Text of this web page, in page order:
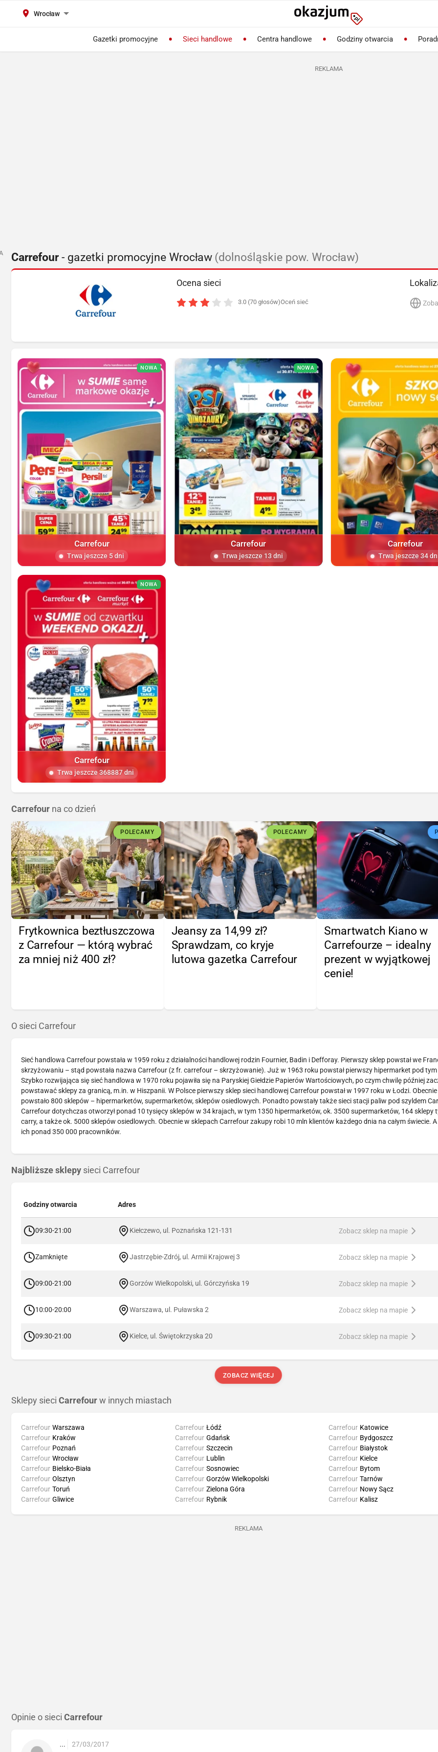
Wrocław
Gazetki promocyjne Sieci handlowe Centra handlowe Godziny otwarcia
REKLAMA
Carrefour- gazetki promocyjne Wrocław (dolnośląskie pow. Wrocław)
Ocena sieci
3.0 (70 głosów)Oceń sieć
NOWA
Carrefour
Trwa jeszcze 5 dni
NOWA
Carrefour
Trwa jeszcze 13 dni
Carrefour
Trwa jeszcze 34
NOWA
Carrefour
Trwa jeszcze 368887 dni
Carrefour na co dzień
POLECAMY
Frytkownica beztłuszczowa
z Carrefour — którą wybrać
za mniej niż 400 zł?
POLECAMY
Jeansy za 14,99 zł?
Sprawdzam, co kryje
lutowa gazetka Carrefour
Smartwatch Kiano w
Carrefourze – idealny
prezent w wyjątkowej
cenie!
O sieci Carrefour
Sieć handlowa Carrefour powstała w 1959 roku z działalności handlowej rodzin Fournier, Badin i Defforay. Pierwszy sklep powstał we
skrzyżowaniu – stąd powstała nazwa Carrefour (z fr. carrefour – skrzyżowanie). Już w 1963 roku powstał pierwszy hipermarket pod
Szybko rozwijająca się sieć handlowa w 1970 roku pojawiła się na Paryskiej Giełdzie Papierów Wartościowych, po czym chwilę później
powstawać sklepy za granicą, m.in. w Hiszpanii. W Polsce pierwszy sklep sieci handlowej Carrefour powstał w 1997 roku w Łodzi.
powstało 800 sklepów – hipermarketów, supermarketów, sklepów osiedlowych. Ponadto powstały także sieci stacji paliw pod szyldem
Carrefour dotychczas otworzył ponad 10 tysięcy sklepów w 34 krajach, w tym 1350 hipermarketów, ok. 3500 supermarketów, 164 sklepy
carry, a także ok. 5000 sklepów osiedlowych. Obecnie w sklepach Carrefour zakupy robi 10 mln klientów każdego dnia na całym świecie. A
ich ponad 350 000 pracowników.
Najbliższe sklepy sieci Carrefour
Godziny otwarcia Adres
09:30-21:00 Kiełczewo, ul. Poznańska 121-131 Zobacz sklep na mapie
Zamknięte Jastrzębie-Zdrój, ul. Armii Krajowej 3 Zobacz sklep na mapie
09:00-21:00 Gorzów Wielkopolski, ul. Górczyńska 19 Zobacz sklep na mapie
10:00-20:00 Warszawa, ul. Puławska 2 Zobacz sklep na mapie
09:30-21:00 Kielce, ul. Świętokrzyska 20 Zobacz sklep na mapie
ZOBACZ WIĘCEJ
Sklepy sieci Carrefour w innych miastach
Carrefour Warszawa
Carrefour Kraków
Carrefour Poznań
Carrefour Wrocław
Carrefour Łódź
Carrefour Gdańsk
Carrefour Szczecin
Carrefour Lublin
Carrefour Katowice
Carrefour Bydgoszcz
Carrefour Białystok
Carrefour Kielce
Carrefour Bielsko-Biała
Carrefour Olsztyn
Carrefour Toruń
Carrefour Gliwice
Carrefour Sosnowiec
Carrefour Gorzów Wielkopolski
Carrefour Zielona Góra
Carrefour Rybnik
Carrefour Bytom
Carrefour Tarnów
Carrefour Nowy Sącz
Carrefour Kalisz
REKLAMA
Opinie o sieci Carrefour
... 27/03/2017